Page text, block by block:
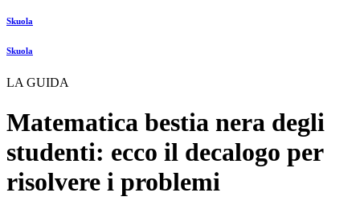
Skuola
Skuola
LA GUIDA
Matematica bestia nera degli
studenti: ecco il decalogo per
risolvere i problemi